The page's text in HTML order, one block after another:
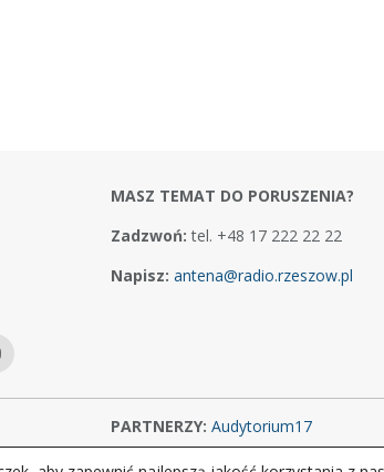
MASZ TEMAT DO PORUSZENIA?
Zadzwoń: tel. +48 17 222 22 22
Napisz: antena@radio.rzeszow.pl
PARTNERZY: Audytorium17